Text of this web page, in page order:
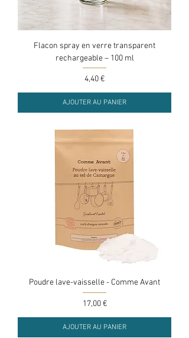
Flacon spray en verre transparent
rechargeable – 100 ml
Prix
4,40 €
AJOUTER AU PANIER
Poudre lave-vaisselle - Comme Avant
Prix
17,00 €
AJOUTER AU PANIER